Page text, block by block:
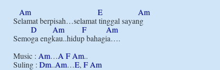
Am
E
Am
Selamat berpisah…selamat tinggal sayang
D
Am F
Am
Semoga engkau..hidup bahagia….
Music : Am…A F Am..
Suling : Dm..Am…E, F Am